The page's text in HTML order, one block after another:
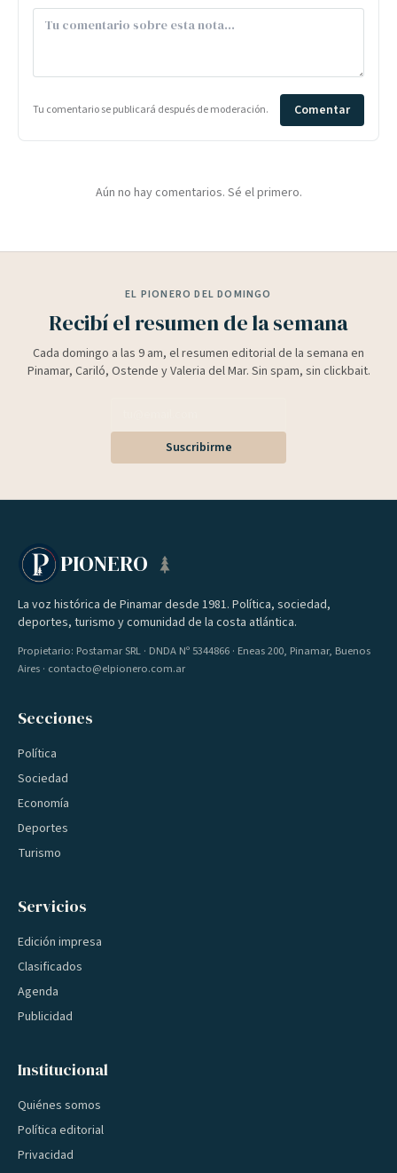
Tu comentario se publicará después de moderación. Comentar
Aún no hay comentarios. Sé el primero.
EL PIONERO DEL DOMINGO
Recibí el resumen de la semana
Cada domingo a las 9 am, el resumen editorial de la semana en
Pinamar, Cariló, Ostende y Valeria del Mar. Sin spam, sin clickbait.
Suscribirme
PIONERO
La voz histórica de Pinamar desde 1981. Política, sociedad,
deportes, turismo y comunidad de la costa atlántica.
Propietario: Postamar SRL · DNDA Nº 5344866 · Eneas 200, Pinamar, Buenos
Aires · contacto@elpionero.com.ar
Secciones
Política
Sociedad
Economía
Deportes
Turismo
Servicios
Edición impresa
Clasificados
Agenda
Publicidad
Institucional
Quiénes somos
Política editorial
Privacidad